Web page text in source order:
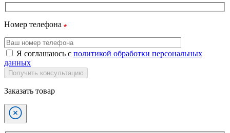
Номер телефона
Я соглашаюсь с политикой обработки персональных
данных
Получить консультацию
Заказать товар